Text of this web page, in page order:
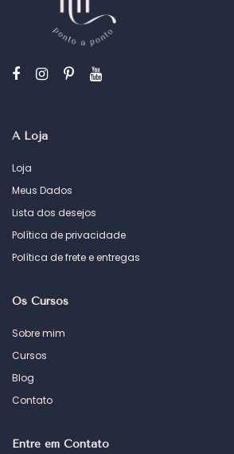
A Loja
Loja
Meus Dados
Lista dos desejos
Política de privacidade
Política de frete e entregas
Os Cursos
Sobre mim
Cursos
Blog
Contato
Entre em Contato